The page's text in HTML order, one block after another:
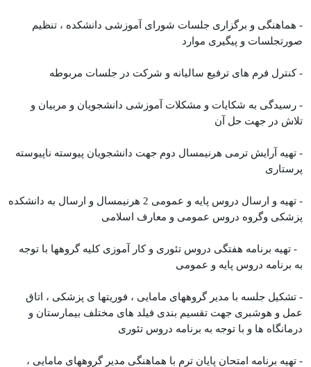
- هماهنگی و برگزاری جلسات شورای آموزشی دانشکده ، تنظیم
صورتجلسات و پیگیری موارد
- کنترل فرم های ترفیع سالیانه و شرکت در جلسات مربوطه
- رسیدگی به شکایات و مشکلات آموزشی دانشجویان و مربیان و
تلاش در جهت حل آن
- تهیه آرایش ترمی هرنیمسال دوم جهت دانشجویان پیوسته ناپیوسته
پرستاری
- تهیه و ارسال دروس پایه و عمومی 2 هرنیمسال و ارسال به دانشکده
پزشکی وگروه دروس عمومی و معارف اسلامی
- تهیه برنامه هفتگی دروس تئوری و کار آموزی کلیه گروهها با توجه
به برنامه دروس پایه و عمومی
- تشکیل جلسه با مدیر گروههای مامایی ، فوریتها ی پزشکی ، اتاق
عمل و هوشبری جهت تقسیم بندی فیلد های مختلف بیمارستان و
درمانگاه ها و با توجه به برنامه دروس تئوری
- تهیه برنامه امتحان پایان ترم با هماهنگی مدیر گروههای مامایی ،